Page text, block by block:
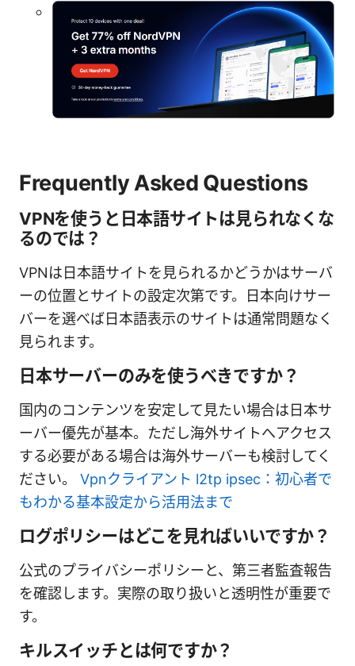
Frequently Asked Questions
VPNを使うと日本語サイトは見られなくな
るのでは？
VPNは日本語サイトを見られるかどうかはサーバ
ーの位置とサイトの設定次第です。日本向けサー
バーを選べば日本語表示のサイトは通常問題なく
見られます。
日本サーバーのみを使うべきですか？
国内のコンテンツを安定して見たい場合は日本サ
ーバー優先が基本。ただし海外サイトへアクセス
する必要がある場合は海外サーバーも検討してく
ださい。 Vpnクライアント l2tp ipsec：初心者で
もわかる基本設定から活用法まで
ログポリシーはどこを見ればいいですか？
公式のプライバシーポリシーと、第三者監査報告
を確認します。実際の取り扱いと透明性が重要で
す。
キルスイッチとは何ですか？